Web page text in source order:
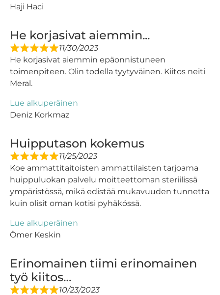
Haji Haci
He korjasivat aiemmin...
11/30/2023
He korjasivat aiemmin epäonnistuneen
toimenpiteen. Olin todella tyytyväinen. Kiitos neiti
Meral.
Lue alkuperäinen
Deniz Korkmaz
Huipputason kokemus
11/25/2023
Koe ammattitaitoisten ammattilaisten tarjoama
huippuluokan palvelu moitteettoman steriilissä
ympäristössä, mikä edistää mukavuuden tunnetta
kuin olisit oman kotisi pyhäkössä.
Lue alkuperäinen
Ömer Keskin
Erinomainen tiimi erinomainen
työ kiitos…
10/23/2023